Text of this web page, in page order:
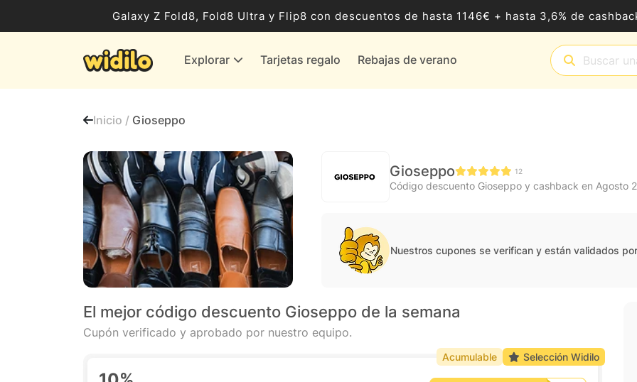
Galaxy Z Fold8, Fold8 Ultra y Flip8 con descuentos de hasta 1146€ + hasta 3,6% de
Explorar Tarjetas regalo Rebajas de verano
Ocio, Entretenimiento y Cultura
Proveedores de gas y energía
Todas las tiendas
Inicio / Gioseppo
Gioseppo 12
Código descuento Gioseppo y cashback en Agosto
Nuestros cupones se verifican y están validados
El mejor código descuento Gioseppo de la semana
Cupón verificado y aprobado por nuestro equipo.
Acumulable Selección Widilo